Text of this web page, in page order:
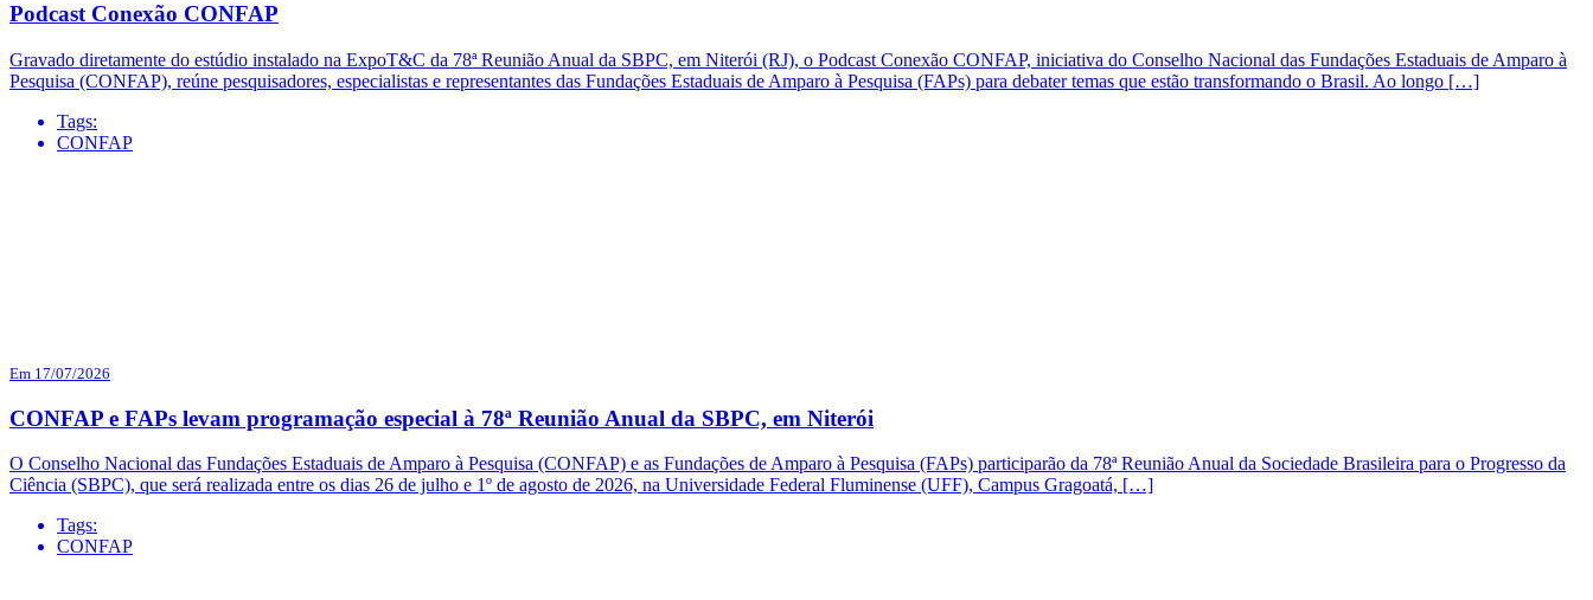
Podcast Conexão CONFAP
Gravado diretamente do estúdio instalado na ExpoT&C da 78ª Reunião Anual da SBPC, em Niterói (RJ), o Podcast Conexão CONFAP, iniciativa do Conselho Nacional das Fundações Estaduais de Amparo à
Pesquisa (CONFAP), reúne pesquisadores, especialistas e representantes das Fundações Estaduais de Amparo à Pesquisa (FAPs) para debater temas que estão transformando o Brasil. Ao longo […]
Tags:
CONFAP
Em 17/07/2026
CONFAP e FAPs levam programação especial à 78ª Reunião Anual da SBPC, em Niterói
O Conselho Nacional das Fundações Estaduais de Amparo à Pesquisa (CONFAP) e as Fundações de Amparo à Pesquisa (FAPs) participarão da 78ª Reunião Anual da Sociedade Brasileira para o Progresso da
Ciência (SBPC), que será realizada entre os dias 26 de julho e 1º de agosto de 2026, na Universidade Federal Fluminense (UFF), Campus Gragoatá, […]
Tags:
CONFAP